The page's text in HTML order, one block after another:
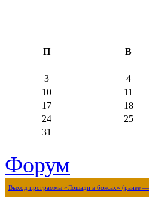
П В
3 4
10
11
17
18
24
25
31
Форум
Выход программы «Лошади в боксах» (ранее